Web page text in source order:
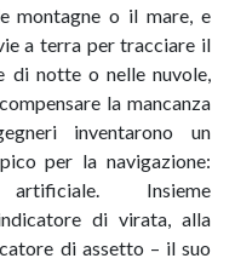
montagne o il mare, e
a terra per tracciare il
di notte o nelle nuvole,
la mancanza
inventarono un
per la navigazione:
artificiale. Insieme
di virata, alla
di assetto – il suo